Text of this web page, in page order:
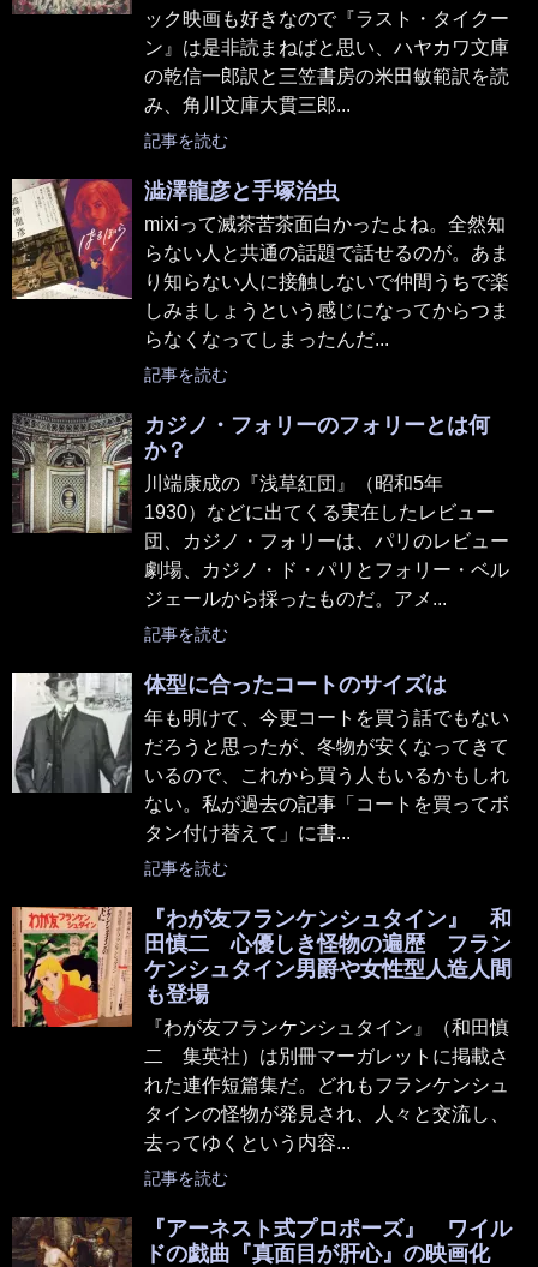
ック映画も好きなので『ラスト・タイクー
ン』は是非読まねばと思い、ハヤカワ文庫
の乾信一郎訳と三笠書房の米田敏範訳を読
み、角川文庫大貫三郎...
記事を読む
澁澤龍彦と手塚治虫
mixiって滅茶苦茶面白かったよね。全然知
らない人と共通の話題で話せるのが。あま
り知らない人に接触しないで仲間うちで楽
しみましょうという感じになってからつま
らなくなってしまったんだ...
記事を読む
カジノ・フォリーのフォリーとは何
か？
川端康成の『浅草紅団』（昭和5年
1930）などに出てくる実在したレビュー
団、カジノ・フォリーは、パリのレビュー
劇場、カジノ・ド・パリとフォリー・ベル
ジェールから採ったものだ。アメ...
記事を読む
体型に合ったコートのサイズは
年も明けて、今更コートを買う話でもない
だろうと思ったが、冬物が安くなってきて
いるので、これから買う人もいるかもしれ
ない。私が過去の記事「コートを買ってボ
タン付け替えて」に書...
記事を読む
『わが友フランケンシュタイン』 和
田慎二 心優しき怪物の遍歴 フラン
ケンシュタイン男爵や女性型人造人間
も登場
『わが友フランケンシュタイン』（和田慎
二 集英社）は別冊マーガレットに掲載さ
れた連作短篇集だ。どれもフランケンシュ
タインの怪物が発見され、人々と交流し、
去ってゆくという内容...
記事を読む
『アーネスト式プロポーズ』 ワイル
ドの戯曲『真面目が肝心』の映画化